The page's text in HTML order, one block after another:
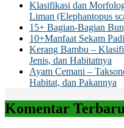
Klasifikasi dan
Liman (Elephantopus
15+ Bagian-Bagian
10+Manfaat Sekam
Kerang Bambu –
Jenis, dan Habitatnya
Ayam Cemani –
Habitat, dan Pakannya
Komentar Terbaru